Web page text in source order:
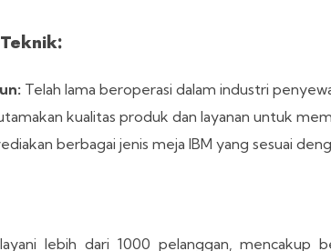
Telah lama beroperasi dalam industri
kualitas produk dan layanan untuk
berbagai jenis meja IBM yang sesuai
lebih dari 1000 pelanggan, mencakup